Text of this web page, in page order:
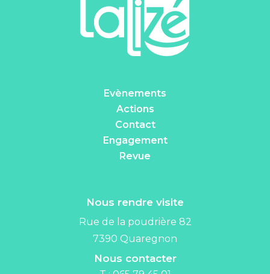
Evènements
Actions
Contact
Engagement
Revue
Nous rendre visite
Rue de la poudrière 82
7390 Quaregnon
Nous contacter